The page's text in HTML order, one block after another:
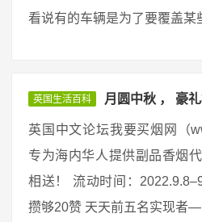
看说有的车辆是为了要覆盖某
英国生活百科 月圆中秋 ， 豪
英国中文论坛我要买烟网（
专为海内华人提供副品香烟
相送！ 流动时间：
攒够20赞 天天前五名实现者